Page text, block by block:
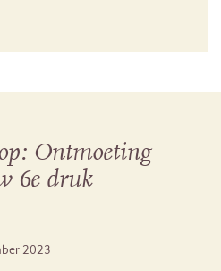
Ontmoeting
6e druk
2023